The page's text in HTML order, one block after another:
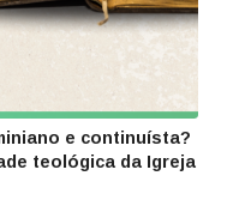
e continuísta?
teológica da Igreja